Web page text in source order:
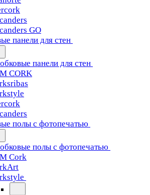
GO
панели для стен
панели для стен
CORK
полы с фотопечатью
полы с фотопечатью
Cork